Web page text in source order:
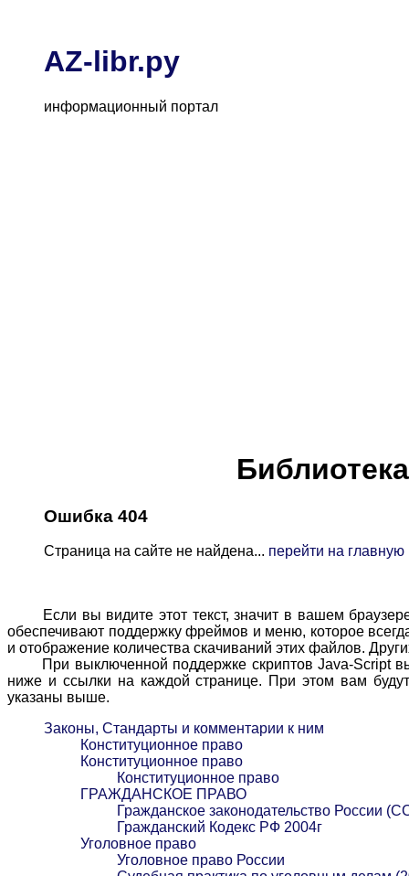
AZ-libr.ру
информационный портал
Ошибка 404
Страница на сайте не найдена... перейти на главную
Если вы видите этот текст, значит в вашем
обеспечивают поддержку фреймов и меню, которое
и отображение количества скачиваний этих файлов.
При выключенной поддержке скриптов Java-Script вы
ниже и ссылки на каждой странице. При этом вам
указаны выше.
Законы, Стандарты и комментарии к ним
Конституционное право
Конституционное право
Конституционное право
ГРАЖДАНСКОЕ ПРАВО
Гражданское законодательство России
Гражданский Кодекс РФ 2004г
Уголовное право
Уголовное право России